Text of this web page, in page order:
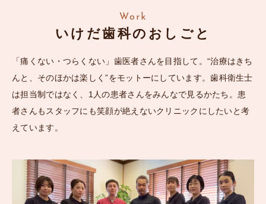
Work
いけだ歯科のおしごと
「痛くない・つらくない」歯医者さんを目指して。 “治療はきち
んと、そのほかは楽しく”をモットーにしています。歯科衛生士
は担当制ではなく、1人の患者さんをみんなで見るかたち。 患
者さんもスタッフにも笑顔が絶えないクリニックにしたいと考
えています。